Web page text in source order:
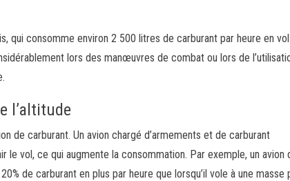
qui consomme environ 2 500 litres de carburant par heure en
lors des manœuvres de combat ou lors de
l’altitude
de carburant. Un avion chargé d’armements et de carburant
le vol, ce qui augmente la consommation. Par exemple, un avion
de carburant en plus par heure que lorsqu’il vole à une masse